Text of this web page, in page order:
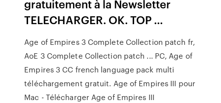
gratuitement à la Newsletter
TELECHARGER. OK. TOP ...
Age of Empires 3 Complete Collection patch fr,
AoE 3 Complete Collection patch ... PC, Age of
Empires 3 CC french language pack multi
téléchargement gratuit. Age of Empires III pour
Mac - Télécharger Age of Empires III